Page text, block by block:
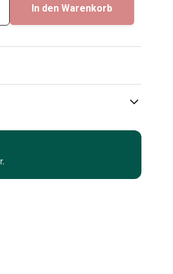
In den Warenkorb
(500 bis 48000 Teile)